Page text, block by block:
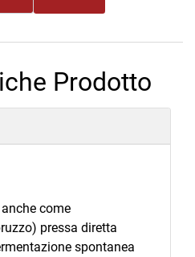
Prodotto
come
pressa diretta
spontanea